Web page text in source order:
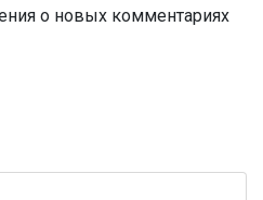
о новых комментариях